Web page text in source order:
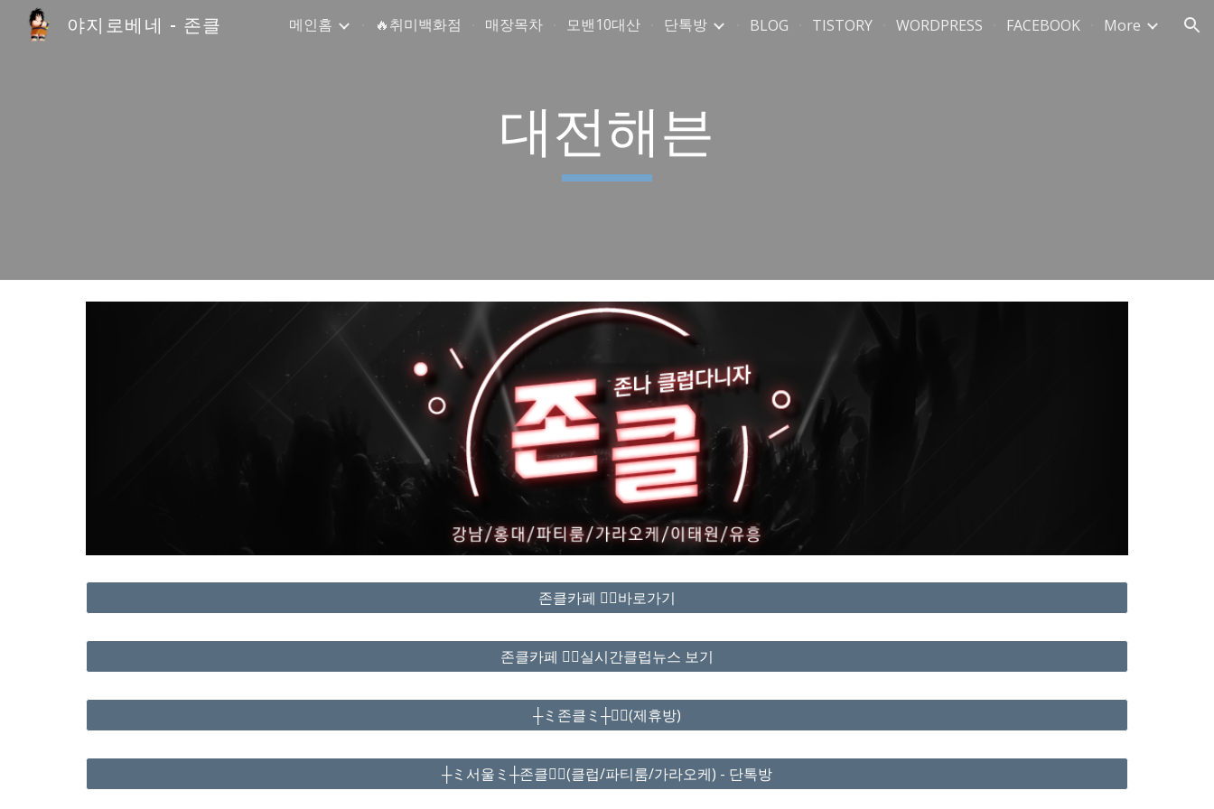
Skip to main content Skip to navigation
야지로베네 - 존클 메인홈 🔥취미백화점 매장목차 모밴10대산 단톡방 BLOG TISTORY WORDPRESS FACEBOOK More
대전해븐
존클카페 ❤️‍🔥바로가기
존클카페 ❤️‍🔥실시간클럽뉴스 보기
┼ミ존클ミ┼❤️‍🔥(제휴방)
┼ミ서울ミ┼존클❤️‍🔥(클럽/파티룸/가라오케) - 단톡방